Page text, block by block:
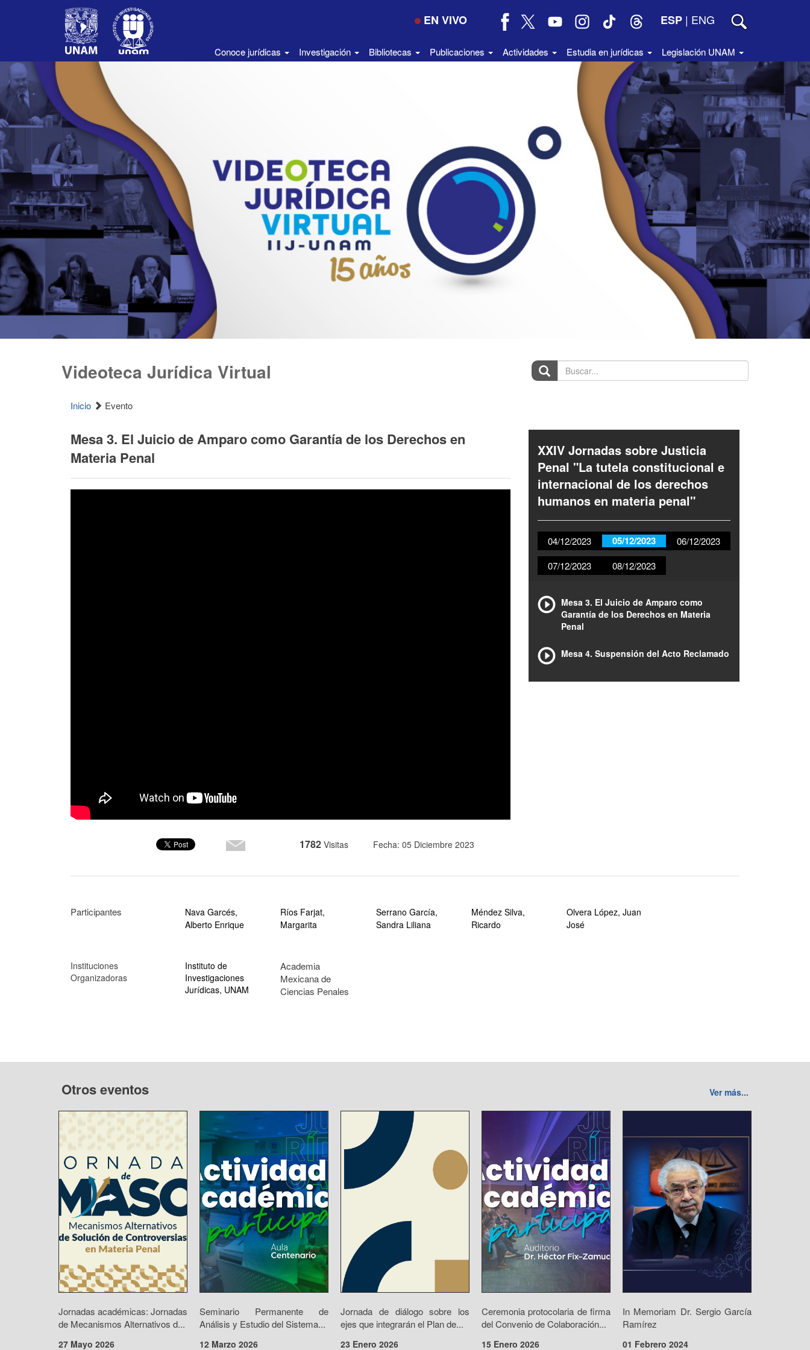
EN VIVO ESP | ENG
Conoce jurídicas Investigación Bibliotecas Publicaciones Actividades Estudia en jurídicas Legislación UNAM
Videoteca Jurídica Virtual Buscar...
Inicio Evento
Mesa 3. El Juicio de Amparo como Garantía de los Derechos en
Materia Penal
1782 Visitas Fecha: 05 Diciembre 2023
XXIV Jornadas sobre Justicia
Penal "La tutela constitucional e
internacional de los derechos
humanos en materia penal"
04/12/2023 05/12/2023
06/12/2023
07/12/2023
08/12/2023
Mesa 3. El Juicio de Amparo como
Garantía de los Derechos en Materia
Penal
Mesa 4. Suspensión del Acto Reclamado
Participantes
Nava Garcés,
Alberto Enrique
Ríos Farjat,
Margarita
Serrano García,
Sandra Liliana
Méndez Silva,
Ricardo
Olvera López, Juan
José
Instituciones
Organizadoras
Instituto de
Investigaciones
Jurídicas, UNAM
Academia
Mexicana de
Ciencias Penales
Otros eventos Ver más...
Jornadas académicas: Jornadas
de Mecanismos Alternativos d...
27 Mayo 2026
Seminario Permanente de
Análisis y Estudio del Sistema...
12 Marzo 2026
Jornada de diálogo sobre los
ejes que integrarán el Plan de...
23 Enero 2026
Ceremonia protocolaria de firma
del Convenio de Colaboración...
15 Enero 2026
In Memoriam Dr. Sergio García
Ramírez
01 Febrero 2024